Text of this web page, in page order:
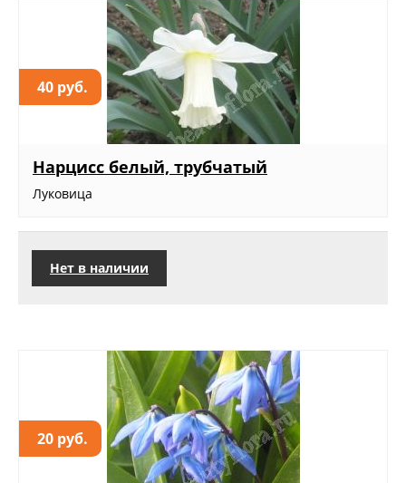
40 руб.
Нарцисс белый, трубчатый
Луковица
Нет в наличии
20 руб.